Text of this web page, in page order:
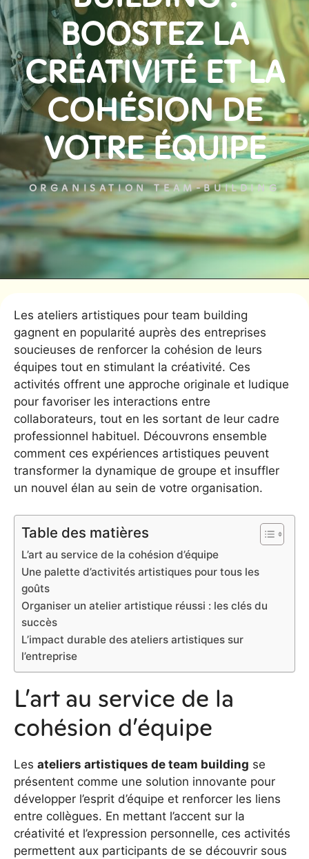
BOOSTEZ LA
CRÉATIVITÉ ET LA
COHÉSION DE
VOTRE ÉQUIPE
ORGANISATION TEAM-BUILDING
Les ateliers artistiques pour team building
gagnent en popularité auprès des entreprises
soucieuses de renforcer la cohésion de leurs
équipes tout en stimulant la créativité. Ces
activités offrent une approche originale et ludique
pour favoriser les interactions entre
collaborateurs, tout en les sortant de leur cadre
professionnel habituel. Découvrons ensemble
comment ces expériences artistiques peuvent
transformer la dynamique de groupe et insuffler
un nouvel élan au sein de votre organisation.
Table des matières
L’art au service de la cohésion d’équipe
Une palette d’activités artistiques pour tous les
goûts
Organiser un atelier artistique réussi : les clés du
succès
L’impact durable des ateliers artistiques sur
l’entreprise
L’art au service de la
cohésion d’équipe
Les ateliers artistiques de team building se
présentent comme une solution innovante pour
développer l’esprit d’équipe et renforcer les liens
entre collègues. En mettant l’accent sur la
créativité et l’expression personnelle, ces activités
permettent aux participants de se découvrir sous